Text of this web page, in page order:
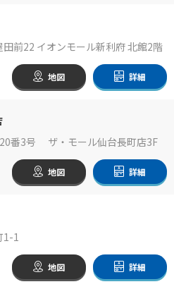
前22 イオンモール新利府 北館2階
地図 詳細
番3号 ザ・モール仙台長町店3F
地図 詳細
1-1
地図 詳細